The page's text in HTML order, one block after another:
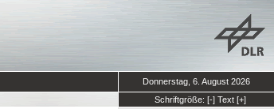
Donnerstag, 6. August 2026
Schriftgröße: [-] Text [+]